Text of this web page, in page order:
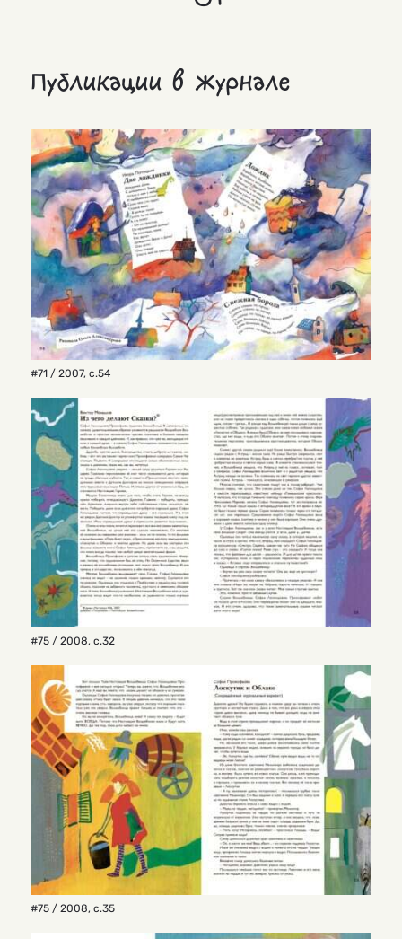
Публикации в журнале
#71 / 2007, с.54
#75 / 2008, с.32
#75 / 2008, с.35